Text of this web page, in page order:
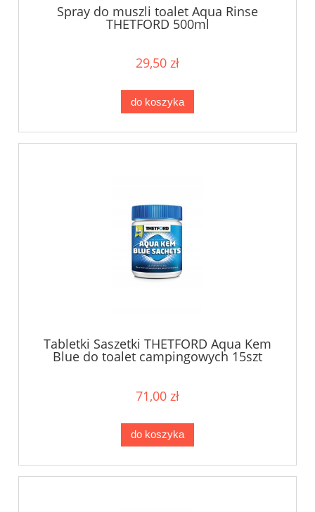
Spray do muszli toalet Aqua Rinse
THETFORD 500ml
29,50 zł
do koszyka
Tabletki Saszetki THETFORD Aqua Kem
Blue do toalet campingowych 15szt
71,00 zł
do koszyka